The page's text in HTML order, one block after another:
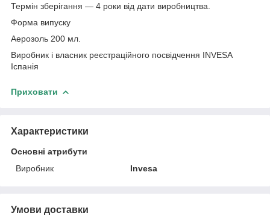
Термін зберігання — 4 роки від дати виробництва.
Форма випуску
Аерозоль 200 мл.
Виробник і власник реєстраційного посвідчення INVESA
Іспанія
Приховати
Характеристики
Основні атрибути
Виробник
Invesa
Умови доставки